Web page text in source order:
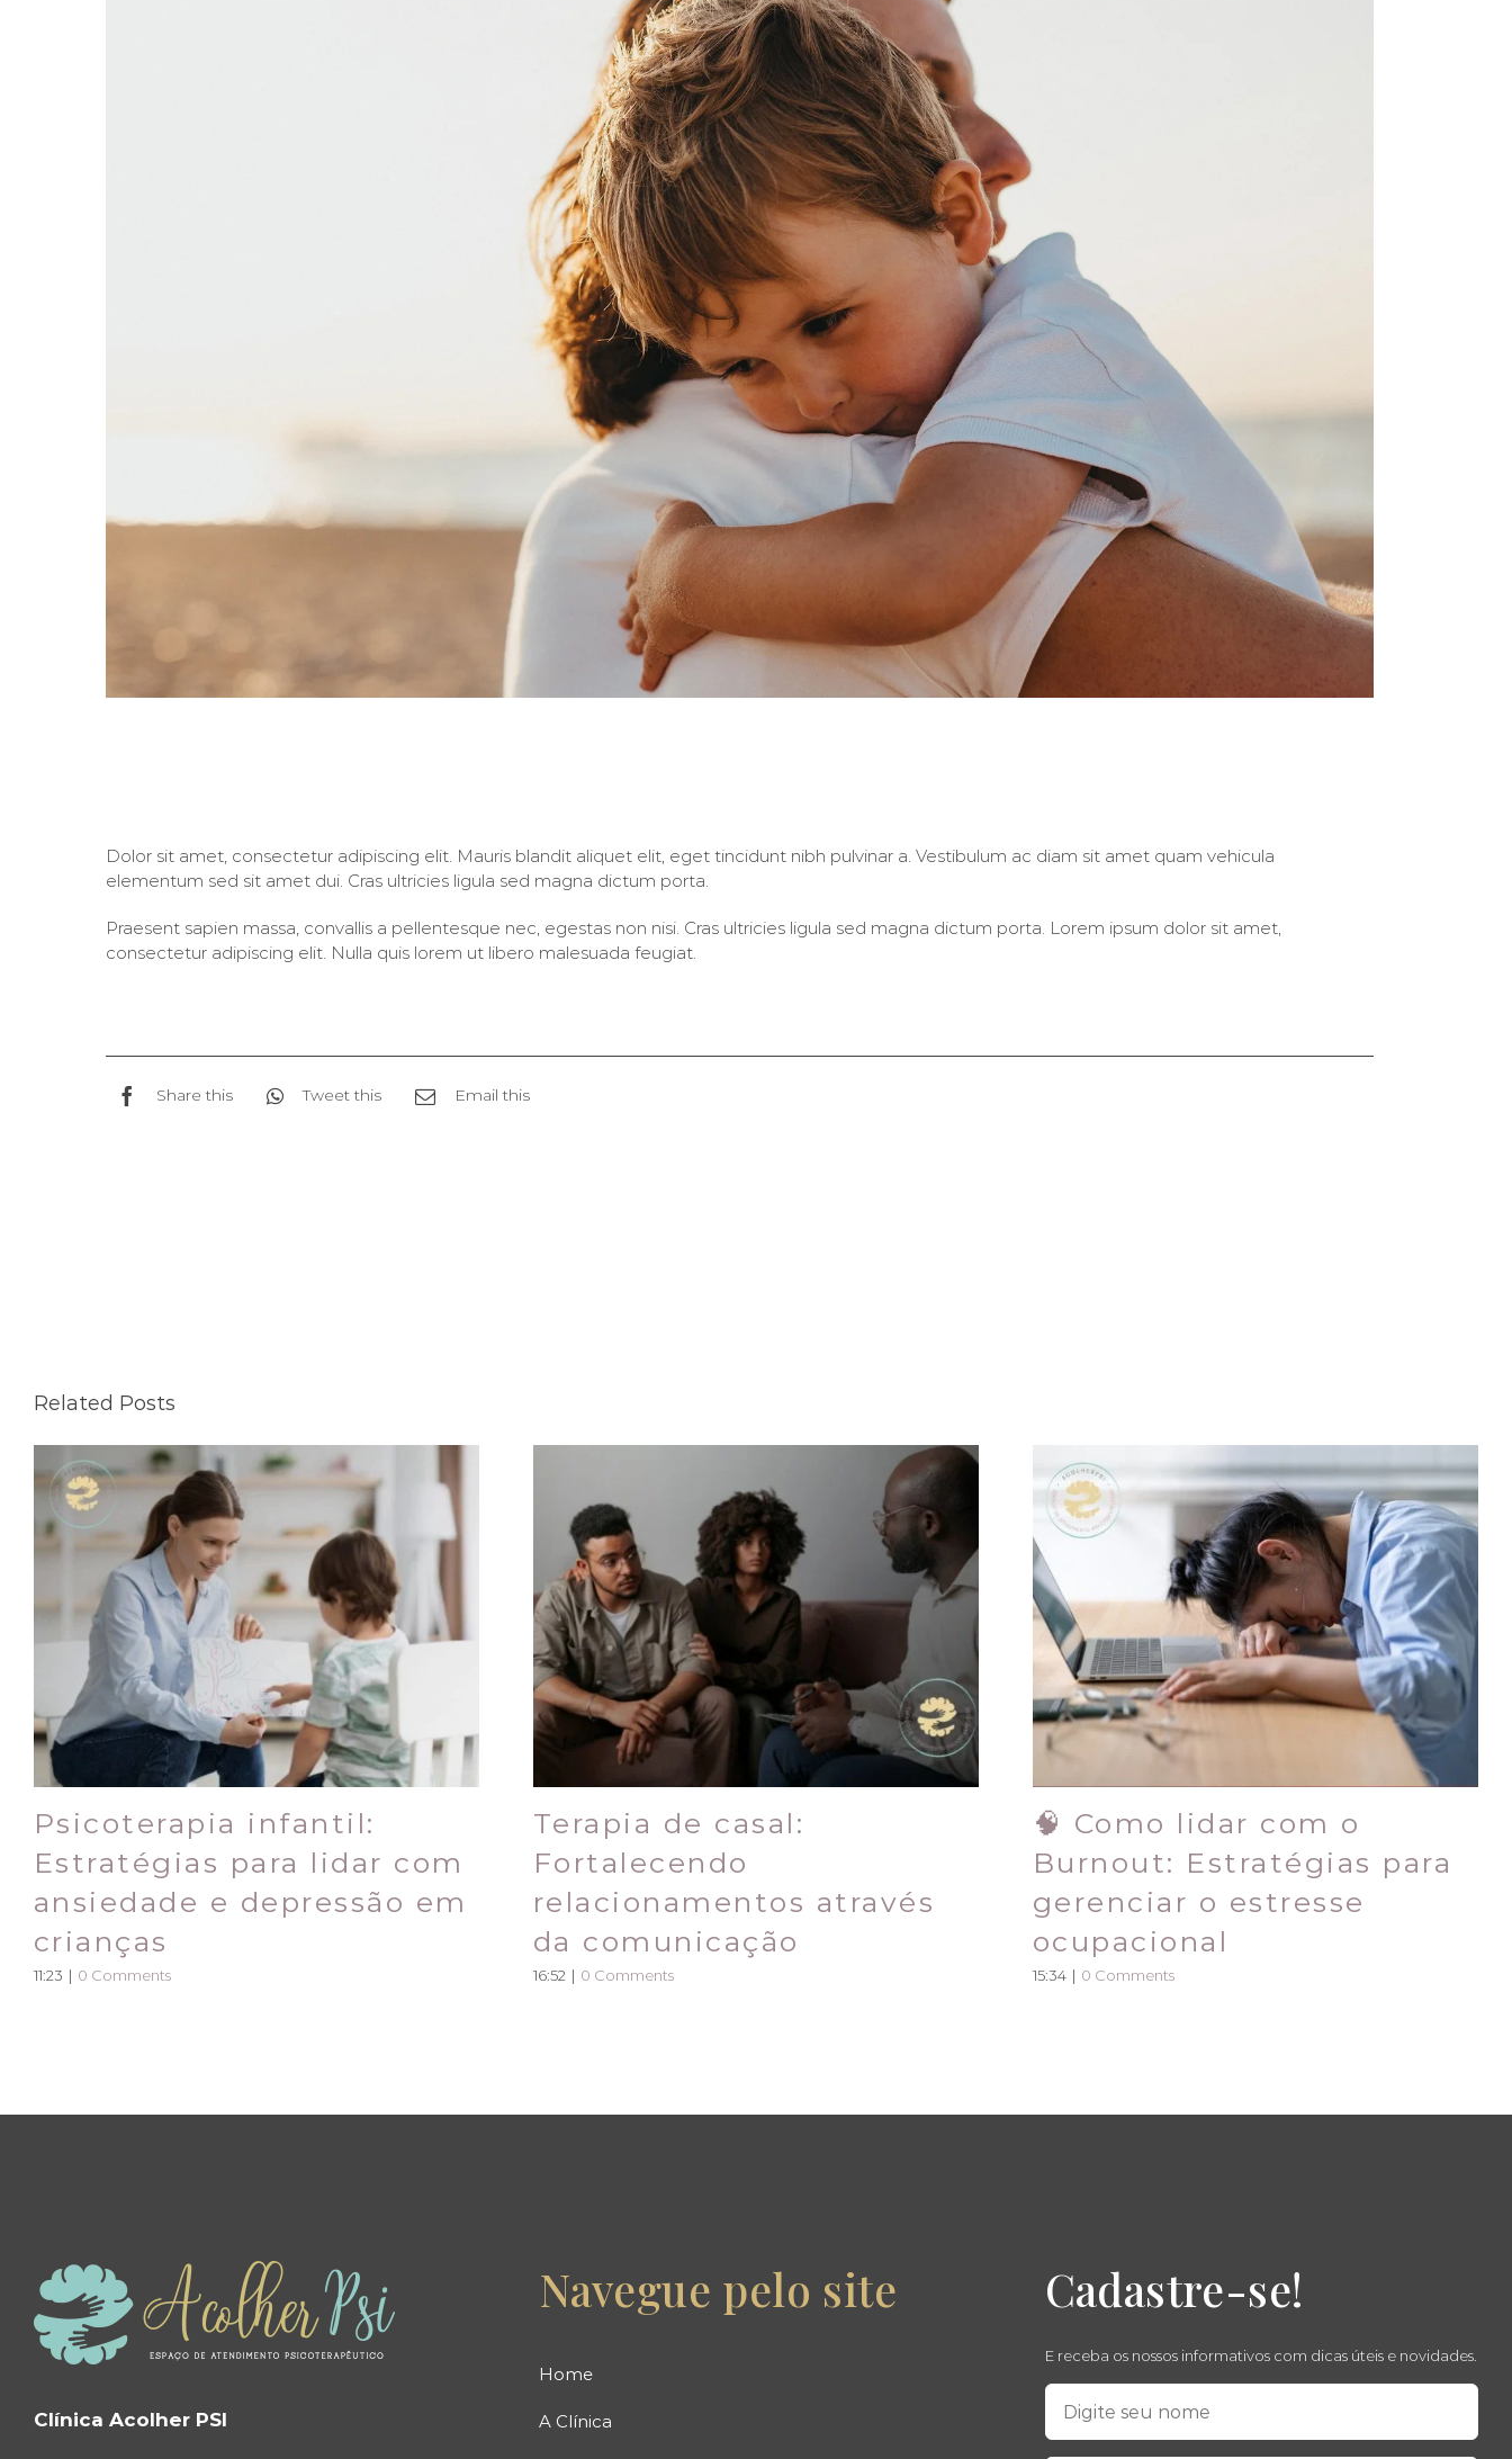
Dolor sit amet, consectetur adipiscing elit. Mauris blandit aliquet elit, eget tincidunt nibh pulvinar a. Vestibulum ac diam sit amet quam vehicula
elementum sed sit amet dui. Cras ultricies ligula sed magna dictum porta.
Praesent sapien massa, convallis a pellentesque nec, egestas non nisi. Cras ultricies ligula sed magna dictum porta. Lorem ipsum dolor sit amet,
consectetur adipiscing elit. Nulla quis lorem ut libero malesuada feugiat.
Share this Tweet this Email this
Related Posts
Psicoterapia infantil:
Estratégias para lidar com
ansiedade e depressão em
crianças
11:23 | 0 Comments
Terapia de casal:
Fortalecendo
relacionamentos através
da comunicação
16:52 | 0 Comments
🧠 Como lidar com o
Burnout: Estratégias para
gerenciar o estresse
ocupacional
15:34 | 0 Comments
Clínica Acolher PSI
Navegue pelo site
Home
A Clínica
Cadastre-se!
E receba os nossos informativos com dicas úteis e novidades.